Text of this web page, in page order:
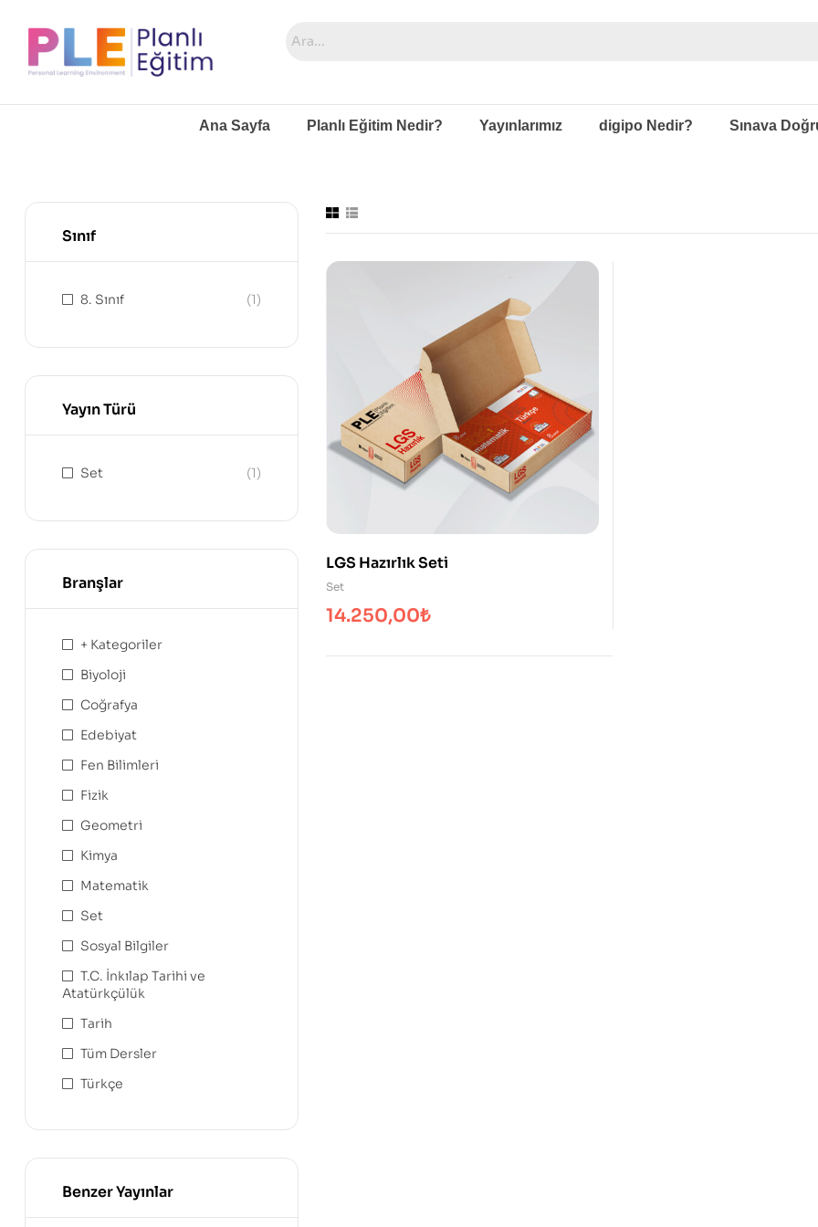
Ana Sayfa Planlı Eğitim Nedir? Yayınlarımız digipo Nedir? Sınava
LGS Hazırlık Seti
Set
14.250,00₺
Sınıf
8. Sınıf (1)
Yayın Türü
Set (1)
Branşlar
+ Kategoriler
Biyoloji
Coğrafya
Edebiyat
Fen Bilimleri
Fizik
Geometri
Kimya
Matematik
Set
Sosyal Bilgiler
T.C. İnkılap Tarihi ve
Atatürkçülük
Tarih
Tüm Dersler
Türkçe
Benzer Yayınlar